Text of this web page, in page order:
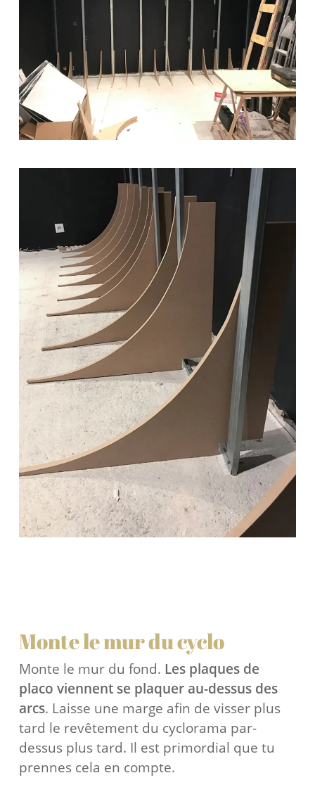
Monte le mur du cyclo
Monte le mur du fond. Les plaques de
placo viennent se plaquer au-dessus des
arcs. Laisse une marge afin de visser plus
tard le revêtement du cyclorama par-
dessus plus tard. Il est primordial que tu
prennes cela en compte.